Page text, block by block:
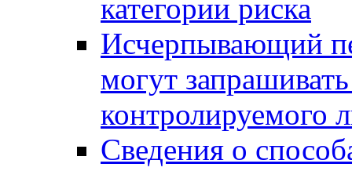
категории риска
Исчерпывающий
могут
контролируемого
Сведения о